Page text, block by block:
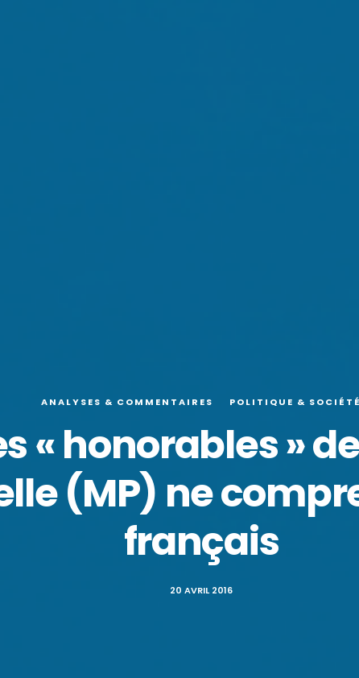
ANALYSES & COMMENTAIRES POLITIQUE & SOCIÉTÉ
« honorables »
(MP) ne
français
20 AVRIL 2016